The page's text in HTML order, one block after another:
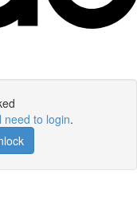
need to login.